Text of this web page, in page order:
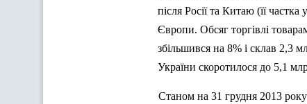
після Росії та Китаю (її
Європи. Обсяг торгівлі
збільшився на 8% і склав 2,3
України скоротилося до 5,1
Станом на 31 грудня 2013